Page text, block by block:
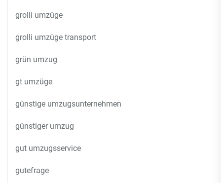
grolli umzüge
grolli umzüge transport
grün umzug
gt umzüge
günstige umzugsunternehmen
günstiger umzug
gut umzugsservice
gutefrage